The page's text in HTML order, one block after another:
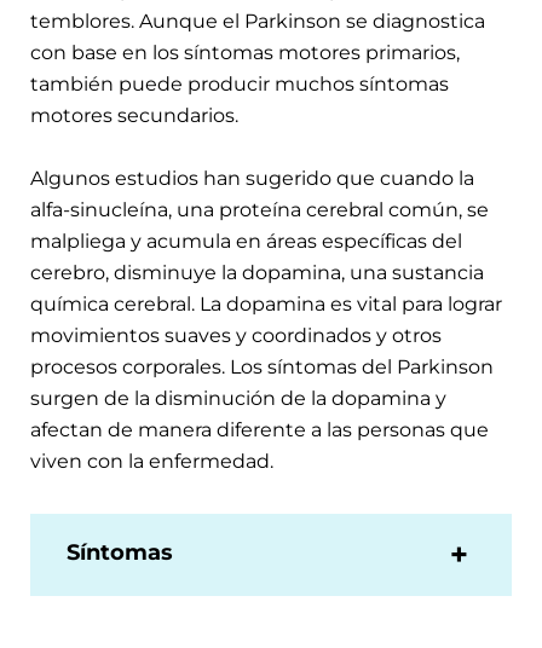
temblores. Aunque el Parkinson se diagnostica
con base en los síntomas motores primarios,
también puede producir muchos síntomas
motores secundarios.
Algunos estudios han sugerido que cuando la
alfa-sinucleína, una proteína cerebral común, se
malpliega y acumula en áreas específicas del
cerebro, disminuye la dopamina, una sustancia
química cerebral. La dopamina es vital para lograr
movimientos suaves y coordinados y otros
procesos corporales. Los síntomas del Parkinson
surgen de la disminución de la dopamina y
afectan de manera diferente a las personas que
viven con la enfermedad.
Síntomas